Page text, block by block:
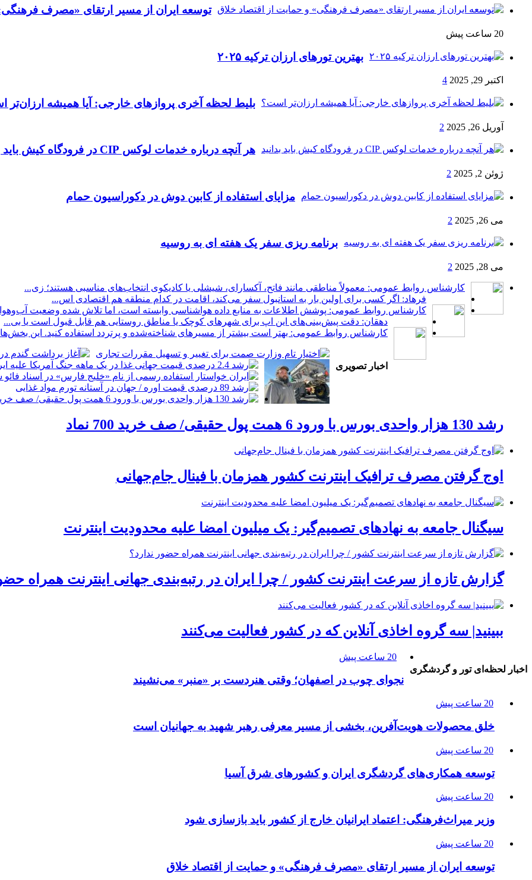
توسعه ایران از مسیر ارتقای «مصرف
20 ساعت پیش
بهترین تورهای ارزان ترکیه ۲۰۲۵
اکتبر 29, 2025 4
بلیط لحظه آخری پروازهای خارجی: آیا همیشه ارزان‌تر
آوریل 26, 2025 2
هر آنچه درباره خدمات لوکس CIP در فرودگاه‌ کیش باید بدانید
ژوئن 2, 2025 2
مزایای استفاده از کابین دوش در دکوراسیون حمام
می 26, 2025 2
برنامه ریزی سفر یک هفته ای به روسیه
می 28, 2025 2
کارشناس روابط عمومی: معمولاً مناطقی مانند فاتح، آکسارای، شیشلی یا کادیکوی انتخاب‌های مناسبی هستند؛ زی...
فرهاد: اگر کسی برای اولین بار به استانبول سفر می‌کند، اقامت در کدام منطقه هم اقتصادی اس...
کارشناس روابط عمومی: پوشش اطلاعات به منابع داده هواشناسی وابسته است، اما تلاش شده وضعیت آب‌وهوا
دهقان: دقت پیش‌بینی‌های این اپ برای شهرهای کوچک یا مناطق روستایی هم قابل قبول است یا بی...
کارشناس روابط عمومی: بهتر است بیشتر از مسیرهای شناخته‌شده و پرتردد استفاده کنید. این بخش‌ها
اخبار تصویری
رشد 130 هزار واحدی بورس با ورود 6 همت پول حقیقی/ صف خرید 700 نماد
اوج گرفتن مصرف ترافیک اینترنت کشور همزمان با فینال جام‌جهانی
سیگنال جامعه به نهادهای تصمیم‌گیر: یک میلیون امضا علیه محدودیت اینترنت
گزارش تازه از سرعت اینترنت کشور / چرا ایران در رتبه‌بندی جهانی اینترنت همراه
ببینید| سه گروه اخاذی آنلاین که در کشور فعالیت می‌کنند
اخبار لحظه‌ای تور و گردشگری
20 ساعت پیش
نجوای چوب در اصفهان؛ وقتی هنردست بر «منبر» می‌نشیند
20 ساعت پیش
خلق محصولات هویت‌آفرین، بخشی از مسیر معرفی رهبر شهید به جهانیان است
20 ساعت پیش
توسعه همکاری‌های گردشگری ایران و کشورهای شرق آسیا
20 ساعت پیش
وزیر میراث‌فرهنگی: اعتماد ایرانیان خارج از کشور باید بازسازی شود
20 ساعت پیش
توسعه ایران از مسیر ارتقای «مصرف فرهنگی» و حمایت از اقتصاد خلاق